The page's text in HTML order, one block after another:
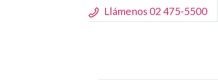
Llámenos 02 475-5500